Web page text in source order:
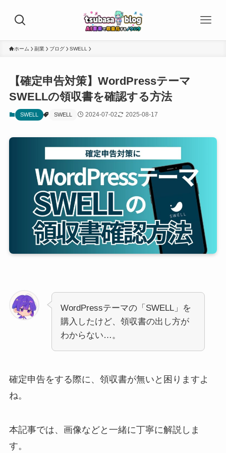
ホーム 副業 ブログ SWELL
【確定申告対策】WordPressテーマ
SWELLの領収書を確認する方法
SWELL SWELL 2024-07-02 2025-08-17
WordPressテーマの「SWELL」を
購入したけど、領収書の出し方が
わからない…。
確定申告をする際に、領収書が無いと困りますよ
ね。
本記事では、画像などと一緒に丁寧に解説しま
す。